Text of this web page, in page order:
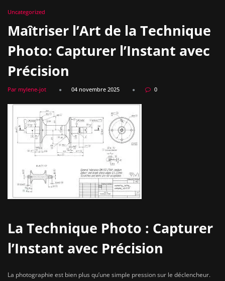
Uncategorized
Maîtriser l’Art de la Technique
Photo: Capturer l’Instant avec
Précision
Par mylene-jot 04 novembre 2025 0
La Technique Photo : Capturer
l’Instant avec Précision
La photographie est bien plus qu’une simple pression sur le déclencheur.